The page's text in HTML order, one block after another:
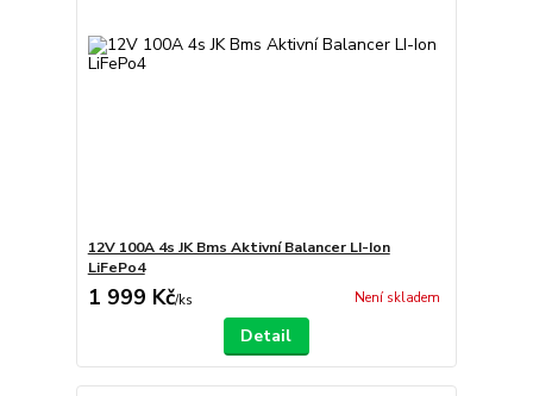
12V 100A 4s JK Bms Aktivní Balancer LI-Ion
LiFePo4
1 999 Kč/ks Není skladem
Detail